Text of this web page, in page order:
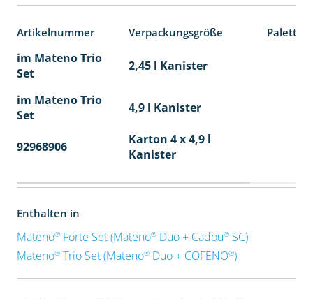
Artikelnummer Verpackungsgröße
im Mateno Trio
Set
2,45 l Kanister
im Mateno Trio
Set
4,9 l Kanister
92968906
Karton 4 x 4,9 l
Kanister
Enthalten in
Mateno®Forte Set (Mateno®Duo + Cadou®SC)
Mateno®Trio Set (Mateno®Duo + COFENO®)